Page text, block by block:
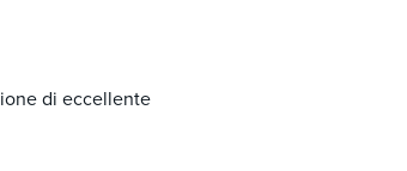
di eccellente